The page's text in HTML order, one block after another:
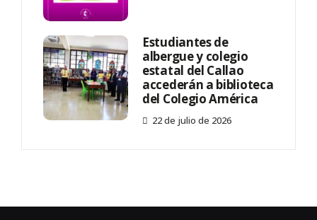
Estudiantes de
albergue y colegio
estatal del Callao
accederán a biblioteca
del Colegio América
22 de julio de 2026